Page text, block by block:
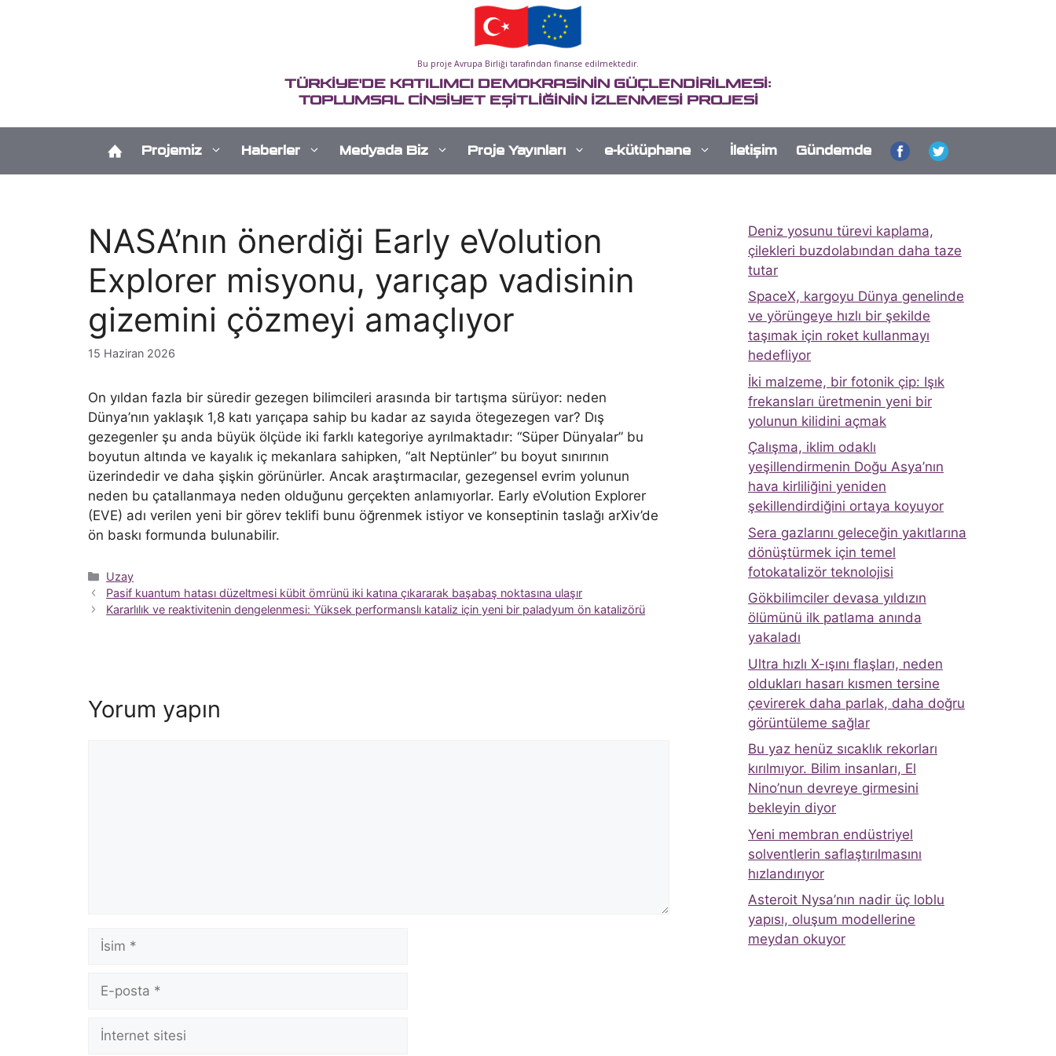
Bu proje Avrupa Birliği tarafından finanse edilmektedir.
TÜRKİYE'DE KATILIMCI DEMOKRASİNİN GÜÇLENDİRİLMESİ:
TOPLUMSAL CİNSİYET EŞİTLİĞİNİN İZLENMESİ PROJESİ
Projemiz Haberler Medyada Biz Proje Yayınları e-kütüphane İletişim Gündemde
NASA’nın önerdiği Early eVolution
Explorer misyonu, yarıçap vadisinin
gizemini çözmeyi amaçlıyor
15 Haziran 2026
On yıldan fazla bir süredir gezegen bilimcileri arasında bir tartışma sürüyor: neden
Dünya’nın yaklaşık 1,8 katı yarıçapa sahip bu kadar az sayıda ötegezegen var? Dış
gezegenler şu anda büyük ölçüde iki farklı kategoriye ayrılmaktadır: “Süper Dünyalar” bu
boyutun altında ve kayalık iç mekanlara sahipken, “alt Neptünler” bu boyut sınırının
üzerindedir ve daha şişkin görünürler. Ancak araştırmacılar, gezegensel evrim yolunun
neden bu çatallanmaya neden olduğunu gerçekten anlamıyorlar. Early eVolution Explorer
(EVE) adı verilen yeni bir görev teklifi bunu öğrenmek istiyor ve konseptinin taslağı arXiv’de
ön baskı formunda bulunabilir.
Kategoriler
Uzay
Pasif kuantum hatası düzeltmesi kübit ömrünü iki katına çıkararak başabaş noktasına ulaşır
Kararlılık ve reaktivitenin dengelenmesi: Yüksek performanslı kataliz için yeni bir paladyum ön katalizörü
Yorum yapın
İsim
posta
İnternet
sitesi
Deniz yosunu türevi kaplama,
çilekleri buzdolabından daha taze
tutar
SpaceX, kargoyu Dünya genelinde
ve yörüngeye hızlı bir şekilde
taşımak için roket kullanmayı
hedefliyor
İki malzeme, bir fotonik çip: Işık
frekansları üretmenin yeni bir
yolunun kilidini açmak
Çalışma, iklim odaklı
yeşillendirmenin Doğu Asya’nın
hava kirliliğini yeniden
şekillendirdiğini ortaya koyuyor
Sera gazlarını geleceğin yakıtlarına
dönüştürmek için temel
fotokatalizör teknolojisi
Gökbilimciler devasa yıldızın
ölümünü ilk patlama anında
yakaladı
Ultra hızlı X-ışını flaşları, neden
oldukları hasarı kısmen tersine
çevirerek daha parlak, daha doğru
görüntüleme sağlar
Bu yaz henüz sıcaklık rekorları
kırılmıyor. Bilim insanları, El
Nino’nun devreye girmesini
bekleyin diyor
Yeni membran endüstriyel
solventlerin saflaştırılmasını
hızlandırıyor
Asteroit Nysa’nın nadir üç loblu
yapısı, oluşum modellerine
meydan okuyor